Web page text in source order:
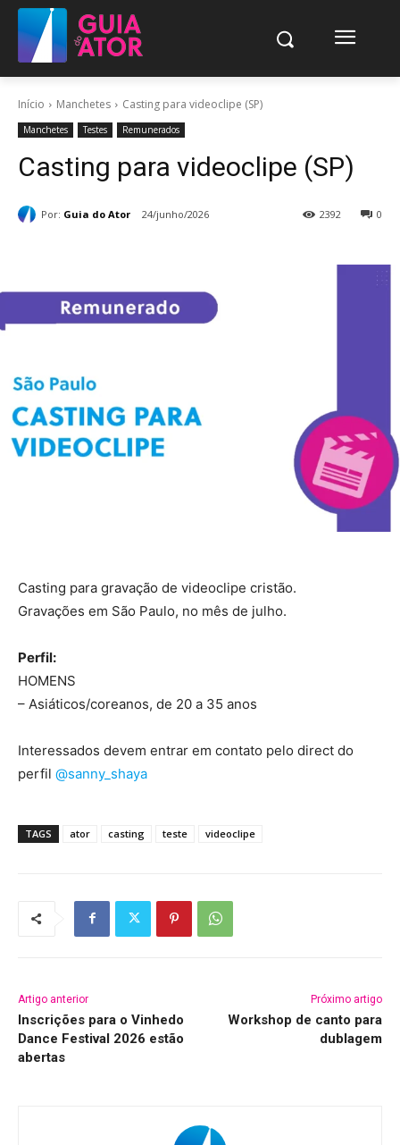
Início Manchetes Casting para videoclipe (SP)
Manchetes Testes Remunerados
Casting para videoclipe (SP)
Por: Guia do Ator 24/junho/2026 0
2392
Casting para gravação de videoclipe cristão.
Gravações em São Paulo, no mês de julho.
Perfil:
HOMENS
– Asiáticos/coreanos, de 20 a 35 anos
Interessados devem entrar em contato pelo direct do
perfil @sanny_shaya
TAGS ator casting teste videoclipe
Artigo anterior
Inscrições para o Vinhedo
Dance Festival 2026 estão
abertas
Próximo artigo
Workshop de canto para
dublagem